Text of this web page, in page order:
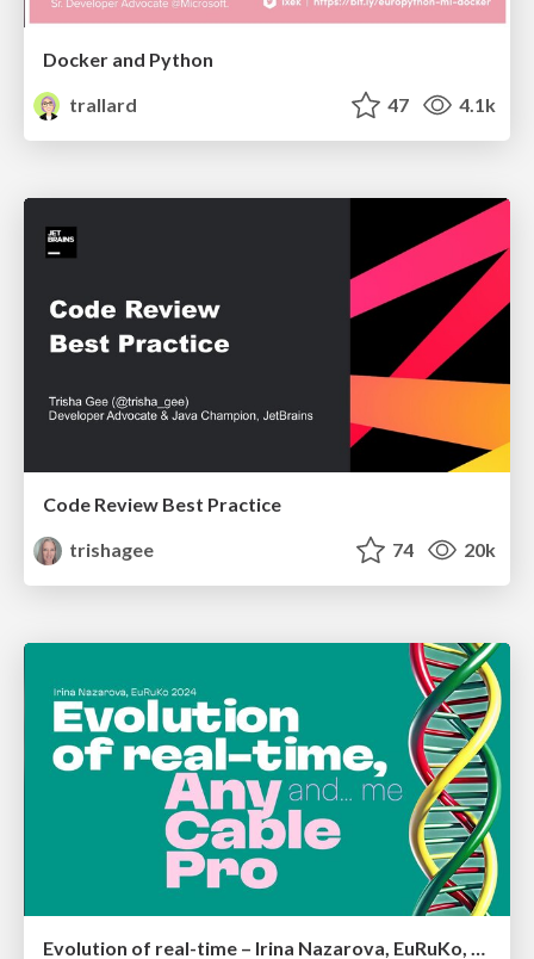
Docker and Python
trallard
47 4.1k
Code Review Best Practice
trishagee
74 20k
Evolution of real-time – Irina Nazarova, EuRuKo, 2024